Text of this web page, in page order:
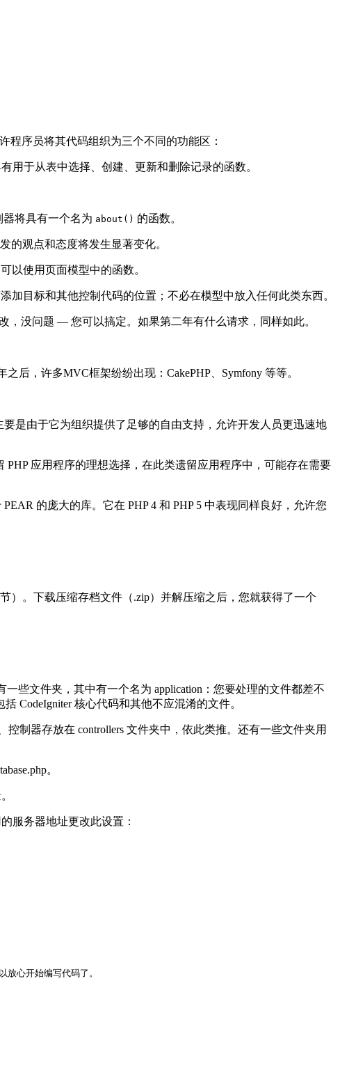
程序员将其代码组织为三个不同的功能区：
用于从表中选择、创建、更新和删除记录的函数。
将具有一个名为 about() 的函数。
的观点和态度将发生显著变化。
以使用页面模型中的函数。
目标和其他控制代码的位置；不必在模型中放入任何此类东西。
没问题 — 您可以搞定。如果第二年有什么请求，同样如此。
后，许多MVC框架纷纷出现：CakePHP、Symfony 等等。
要是由于它为组织提供了足够的自由支持，允许开发人员更迅速地
PHP 应用程序的理想选择，在此类遗留应用程序中，可能存在需要
的庞大的库。它在 PHP 4 和 PHP 5 中表现同样良好，允许您
）。下载压缩存档文件（.zip）并解压缩之后，您就获得了一个
些文件夹，其中有一个名为 application：您要处理的文件都差不
CodeIgniter 核心代码和其他不应混淆的文件。
制器存放在 controllers 文件夹中，依此类推。还有一些文件夹用
。
服务器地址更改此设置：
心开始编写代码了。